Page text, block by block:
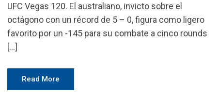
UFC Vegas 120. El australiano, invicto sobre el
octágono con un récord de 5 – 0, figura como ligero
favorito por un -145 para su combate a cinco rounds
[…]
Read More